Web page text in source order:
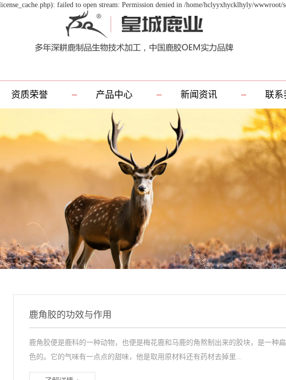
failed to open stream: Permission denied in /home/hclyyxhycklhyly/wwwroot/
资质荣誉 产品中心 新闻资讯 联系
鹿角胶的功效与作用
鹿角胶便是鹿科的一种动物，也便是梅花鹿和马鹿的角熬制出来的胶块，是一种
色的。它的气味有一点点的甜味，他是取用原材料还有药材去掉里...